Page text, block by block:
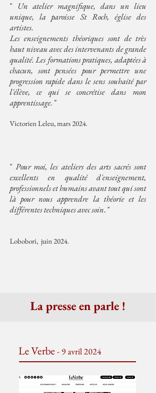
" Un atelier magnifique, dans un lieu
unique, la paroisse St Roch, église des
artistes.
Les enseignements théoriques sont de très
haut niveau avec des intervenants de grande
qualité. Les formations pratiques, adaptées à
chacun, sont pensées pour permettre une
progression rapide dans le sens souhaité par
l'élève, ce qui se concrétise dans mon
apprentissage. "
Victorien Leleu, mars 2024.
"Pour moi, les ateliers des arts sacrés sont
excellents en qualité d'enseignement,
professionnels et humains avant tout qui sont
là pour nous apprendre la théorie et les
différentes techniques avec soin. "
Lobobori, juin 2024.
La presse en parle !
Le Verbe - 9 avril 2024